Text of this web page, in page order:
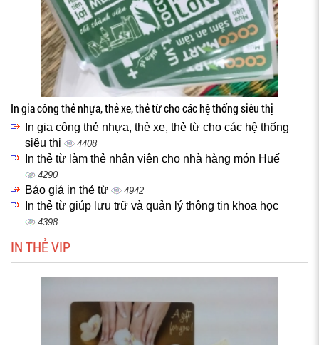
In gia công thẻ nhựa, thẻ xe, thẻ từ cho các hệ thống siêu thị
In gia công thẻ nhựa, thẻ xe, thẻ từ cho các hệ thống
siêu thị
4408
In thẻ từ làm thẻ nhân viên cho nhà hàng món Huế
4290
Báo giá in thẻ từ 4942
In thẻ từ giúp lưu trữ và quản lý thông tin khoa học
4398
IN THẺ VIP